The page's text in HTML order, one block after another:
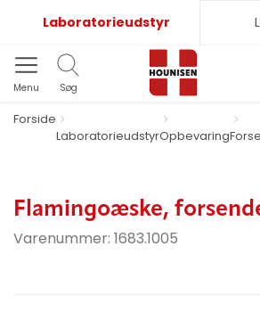
Laboratorieudstyr
Menu Søg
Forside
LaboratorieudstyrOpbevaring
Flamingoæske,
Varenummer: 1683.1005